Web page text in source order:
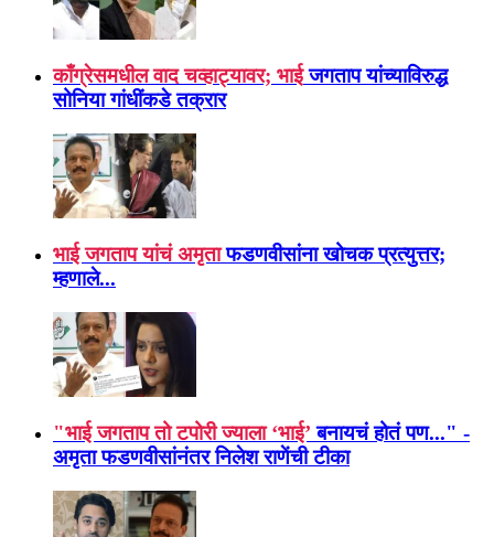
काँग्रेसमधील वाद चव्हाट्यावर; भाई जगताप यांच्याविरुद्ध
सोनिया गांधींकडे तक्रार
भाई जगताप यांचं अमृता फडणवीसांना खोचक प्रत्युत्तर;
म्हणाले...
"भाई जगताप तो टपोरी ज्याला ‘भाई’ बनायचं होतं पण..." -
अमृता फडणवीसांनंतर निलेश राणेंची टीका